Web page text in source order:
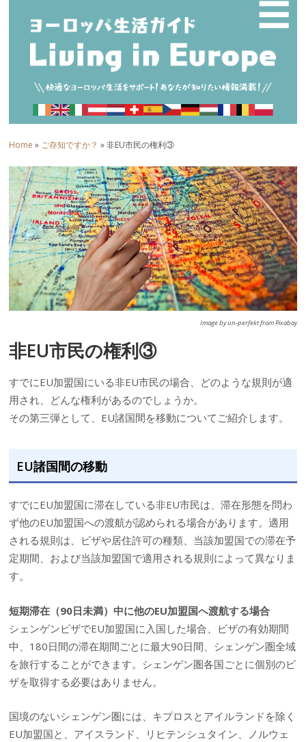
☰
Home » ご存知ですか？ » 非EU市民の権利③
Image by un-perfekt from Pixabay
非EU市民の権利③
すでにEU加盟国にいる非EU市民の場合、どのような規則が適
用され、どんな権利があるのでしょうか。
その第三弾として、EU諸国間を移動についてご紹介します。
EU諸国間の移動
すでにEU加盟国に滞在している非EU市民は、滞在形態を問わ
ず他のEU加盟国への渡航が認められる場合があります。適用
される規則は、ビザや居住許可の種類、当該加盟国での滞在予
定期間、および当該加盟国で適用される規則によって異なりま
す。
短期滞在（90日未満）中に他のEU加盟国へ渡航する場合
シェンゲンビザでEU加盟国に入国した場合、ビザの有効期間
中、180日間の滞在期間ごとに最大90日間、シェンゲン圏全域
を旅行することができます。シェンゲン圏各国ごとに個別のビ
ザを取得する必要はありません。
国境のないシェンゲン圏には、キプロスとアイルランドを除く
EU加盟国と、アイスランド、リヒテンシュタイン、ノルウェ